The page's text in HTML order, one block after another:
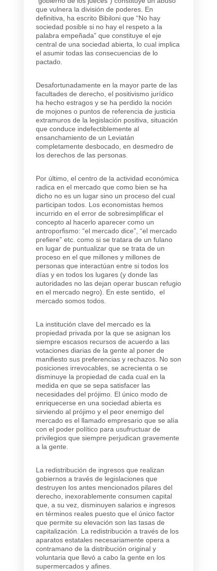
que vulnera la división de poderes. En
definitiva, ha escrito Bibiloni que “No hay
sociedad posible si no hay el respeto a la
palabra empeñada” que constituye el eje
central de una sociedad abierta, lo cual implica
el asumir todas las consecuencias de lo
pactado.
Desafortunadamente en la mayor parte de las
facultades de derecho, el positivismo jurídico
ha hecho estragos y se ha perdido la noción
de mojones o puntos de referencia de justicia
extramuros de la legislación positiva, situación
que conduce indefectiblemente al
ensanchamiento de un Leviatán
completamente desbocado, en desmedro de
los derechos de las personas.
Por último, el centro de la actividad económica
radica en el mercado que como bien se ha
dicho no es un lugar sino un proceso del cual
participan todos. Los economistas hemos
incurrido en el error de sobresimplificar el
concepto al hacerlo aparecer como un
antroporfismo: “el mercado dice”, “el mercado
prefiere” etc. como si se tratara de un fulano
en lugar de puntualizar que se trata de un
proceso en el que millones y millones de
personas que interactúan entre si todos los
días y en todos los lugares (y donde las
autoridades no las dejan operar buscan refugio
en el mercado negro). En este sentido, el
mercado somos todos.
La institución clave del mercado es la
propiedad privada por la que se asignan los
siempre escasos recursos de acuerdo a las
votaciones diarias de la gente al poner de
manifiesto sus preferencias y rechazos. No son
posiciones irrevocables, se acrecienta o se
disminuye la propiedad de cada cual en la
medida en que se sepa satisfacer las
necesidades del prójimo. El único modo de
enriquecerse en una sociedad abierta es
sirviendo al prójimo y el peor enemigo del
mercado es el llamado empresario que se alía
con el poder político para usufructuar de
privilegios que siempre perjudican gravemente
a la gente.
La redistribución de ingresos que realizan
gobiernos a través de legislaciones que
destruyen los antes mencionados pilares del
derecho, inexorablemente consumen capital
que, a su vez, disminuyen salarios e ingresos
en términos reales puesto que el único factor
que permite su elevación son las tasas de
capitalización. La redistribución a través de los
aparatos estatales necesariamente opera a
contramano de la distribución original y
voluntaria que llevó a cabo la gente en los
supermercados y afines.